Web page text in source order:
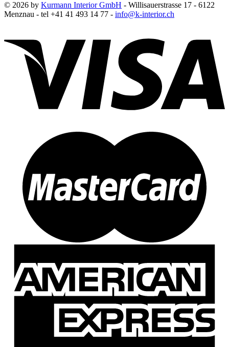
© 2026 by Kurmann Interior GmbH - Willisauerstrasse 17 - 6122
Menznau - tel +41 41 493 14 77 - info@k-interior.ch